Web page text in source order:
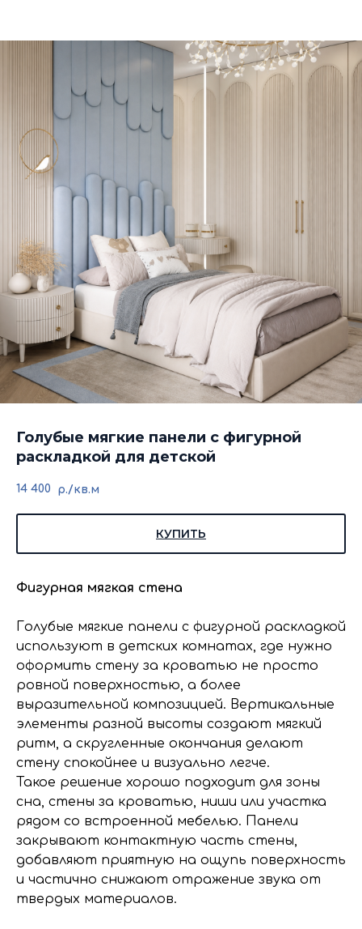
Голубые мягкие панели с фигурной
раскладкой для детской
14 400 р./кв.м
КУПИТЬ
Фигурная мягкая стена
Голубые мягкие панели с фигурной раскладкой
используют в детских комнатах, где нужно
оформить стену за кроватью не просто
ровной поверхностью, а более
выразительной композицией. Вертикальные
элементы разной высоты создают мягкий
ритм, а скругленные окончания делают
стену спокойнее и визуально легче.
Такое решение хорошо подходит для зоны
сна, стены за кроватью, ниши или участка
рядом со встроенной мебелью. Панели
закрывают контактную часть стены,
добавляют приятную на ощупь поверхность
и частично снижают отражение звука от
твердых материалов.